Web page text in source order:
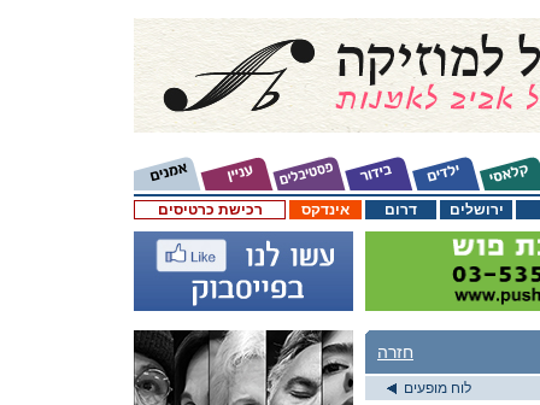
רכישת כרטיסים אינדקס דרום ירושלים
חזרה
לוח מופעים